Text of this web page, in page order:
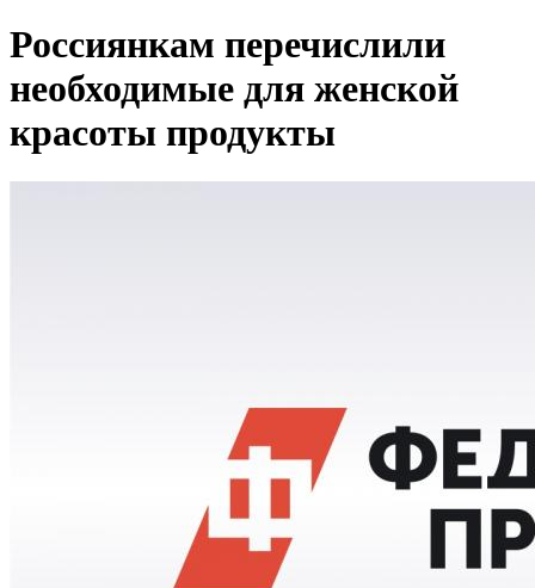
Россиянкам перечислили
необходимые для женской
красоты продукты